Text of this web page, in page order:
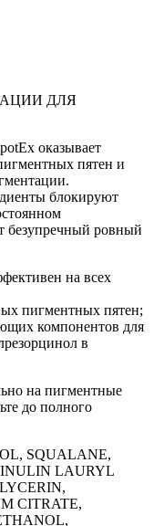
ДЛЯ
оказывает
пятен и
блокируют
безупречный ровный
на всех
пигментных пятен;
компонентов для
в
на пигментные
до полного
SQUALANE,
LAURYL
CITRATE,